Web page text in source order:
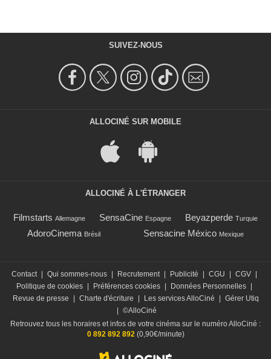
SUIVEZ-NOUS
ALLOCINÉ SUR MOBILE
ALLOCINÉ À L'ÉTRANGER
Filmstarts Allemagne SensaCine Espagne Beyazperde Turquie
AdoroCinema Brésil Sensacine México Mexique
Contact | Qui sommes-nous | Recrutement | Publicité | CGU | CGV |
Politique de cookies | Préférences cookies | Données Personnelles |
Revue de presse
| Charte d'écriture | Les services AlloCiné | Gérer Utiq
| ©AlloCiné
Retrouvez tous les horaires et infos de votre cinéma sur le numéro AlloCiné :
0 892 892 892 (0,90€/minute)